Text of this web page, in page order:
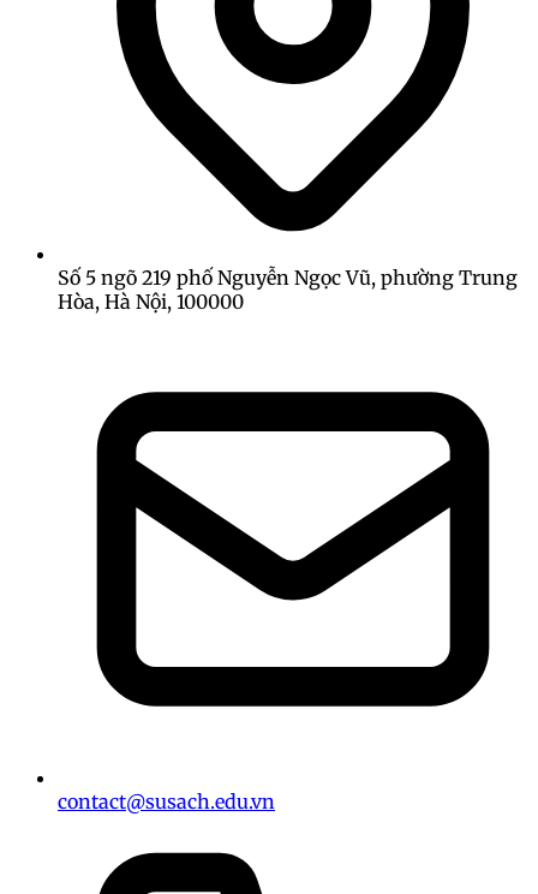
Số 5 ngõ 219 phố Nguyễn Ngọc Vũ, phường Trung
Hòa, Hà Nội, 100000
contact@susach.edu.vn